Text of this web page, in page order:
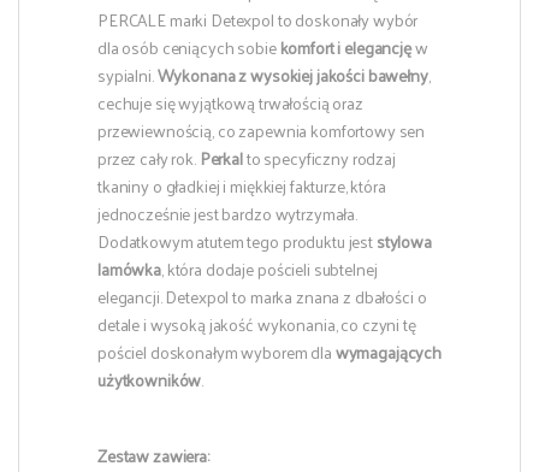
PERCALE marki Detexpol to doskonały wybór
dla osób ceniących sobiekomfort i elegancjęw
sypialni.Wykonana z wysokiej jakości bawełny,
cechuje się wyjątkową trwałością oraz
przewiewnością, co zapewnia komfortowy sen
przez cały rok. Perkalto specyficzny rodzaj
tkaniny o gładkiej i miękkiej fakturze, która
jednocześnie jest bardzo wytrzymała.
Dodatkowym atutem tego produktu jeststylowa
lamówka, która dodaje pościeli subtelnej
elegancji. Detexpol to marka znana z dbałości o
detale i wysoką jakość wykonania, co czyni tę
pościel doskonałym wyborem dlawymagających
użytkowników.
Zestaw zawiera: